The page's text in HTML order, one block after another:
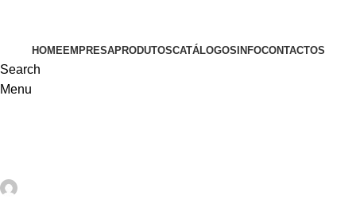
HOMEEMPRESAPRODUTOSCATÁLOGOS INFOCONTACTOS
Search
Menu